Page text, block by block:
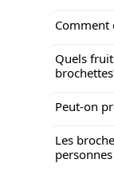
Comment
Quels
Peut-on
Les